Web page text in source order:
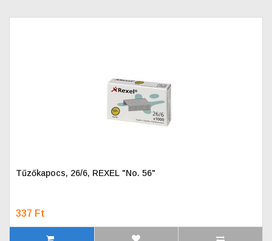
Tűzőkapocs, 26/6, REXEL "No. 56"
337 Ft